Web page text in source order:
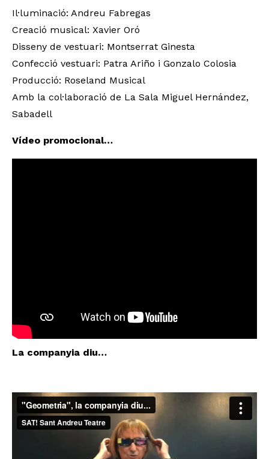
Il·luminació: Andreu Fabregas
Creació musical: Xavier Oró
Disseny de vestuari: Montserrat Ginesta
Confecció vestuari: Patra Ariño i Gonzalo Colosia
Producció: Roseland Musical
Amb la col·laboració de La Sala Miguel Hernández,
Sabadell
Vídeo promocional…
La companyia diu…